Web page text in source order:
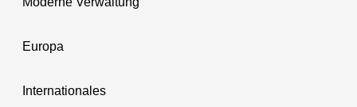
Europa
Internationales